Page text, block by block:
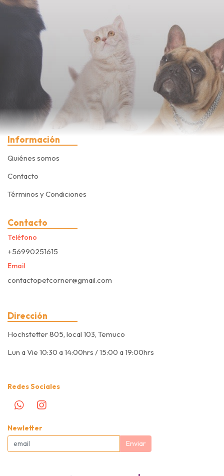
Información
Quiénes somos
Contacto
Términos y Condiciones
Contacto
Teléfono
+56990251615
Email
contactopetcorner@gmail.com
Dirección
Hochstetter 805, local 103, Temuco
Lun a Vie 10:30 a 14:00hrs / 15:00 a 19:00hrs
Redes Sociales
Newletter
Enviar